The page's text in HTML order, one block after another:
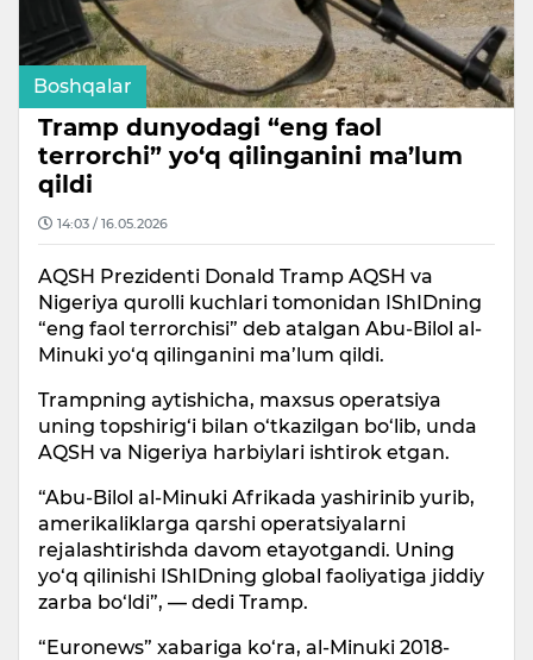
Boshqalar
Tramp dunyodagi “eng faol
terrorchi” yo‘q qilinganini ma’lum
qildi
14:03 / 16.05.2026
AQSH Prezidenti Donald Tramp AQSH va
Nigeriya qurolli kuchlari tomonidan IShIDning
“eng faol terrorchisi” deb atalgan Abu-Bilol al-
Minuki yo‘q qilinganini ma’lum qildi.
Trampning aytishicha, maxsus operatsiya
uning topshirig‘i bilan o‘tkazilgan bo‘lib, unda
AQSH va Nigeriya harbiylari ishtirok etgan.
“Abu-Bilol al-Minuki Afrikada yashirinib yurib,
amerikaliklarga qarshi operatsiyalarni
rejalashtirishda davom etayotgandi. Uning
yo‘q qilinishi IShIDning global faoliyatiga jiddiy
zarba bo‘ldi”, — dedi Tramp.
“Euronews” xabariga ko‘ra, al-Minuki 2018-